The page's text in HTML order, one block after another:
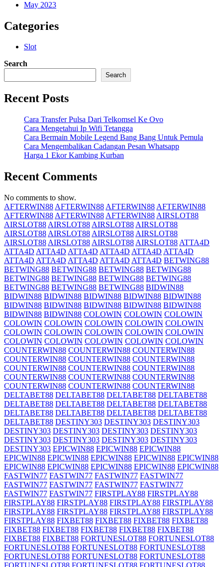
May 2023
Categories
Slot
Search
Search
Recent Posts
Cara Transfer Pulsa Dari Telkomsel Ke Ovo
Cara Mengetahui Ip Wifi Tetangga
Cara Bermain Mobile Legend Bang Bang Untuk Pemula
Cara Mengembalikan Cadangan Pesan Whatsapp
Harga 1 Ekor Kambing Kurban
Recent Comments
No comments to show.
AFTERWIN88 AFTERWIN88 AFTERWIN88 AFTERWIN88
AFTERWIN88 AFTERWIN88 AFTERWIN88 AIRSLOT88
AIRSLOT88 AIRSLOT88 AIRSLOT88 AIRSLOT88
AIRSLOT88 AIRSLOT88 AIRSLOT88 AIRSLOT88
AIRSLOT88 AIRSLOT88 AIRSLOT88 AIRSLOT88 ATTA4D
ATTA4D ATTA4D ATTA4D ATTA4D ATTA4D ATTA4D
ATTA4D ATTA4D ATTA4D ATTA4D ATTA4D BETWING88
BETWING88 BETWING88 BETWING88 BETWING88
BETWING88 BETWING88 BETWING88 BETWING88
BETWING88 BETWING88 BETWING88 BIDWIN88
BIDWIN88 BIDWIN88 BIDWIN88 BIDWIN88 BIDWIN88
BIDWIN88 BIDWIN88 BIDWIN88 BIDWIN88 BIDWIN88
BIDWIN88 BIDWIN88 COLOWIN COLOWIN COLOWIN
COLOWIN COLOWIN COLOWIN COLOWIN COLOWIN
COLOWIN COLOWIN COLOWIN COLOWIN COLOWIN
COLOWIN COLOWIN COLOWIN COLOWIN COLOWIN
COUNTERWIN88 COUNTERWIN88 COUNTERWIN88
COUNTERWIN88 COUNTERWIN88 COUNTERWIN88
COUNTERWIN88 COUNTERWIN88 COUNTERWIN88
COUNTERWIN88 COUNTERWIN88 COUNTERWIN88
COUNTERWIN88 COUNTERWIN88 COUNTERWIN88
DELTABET88 DELTABET88 DELTABET88 DELTABET88
DELTABET88 DELTABET88 DELTABET88 DELTABET88
DELTABET88 DELTABET88 DELTABET88 DELTABET88
DELTABET88 DESTINY303 DESTINY303 DESTINY303
DESTINY303 DESTINY303 DESTINY303 DESTINY303
DESTINY303 DESTINY303 DESTINY303 DESTINY303
DESTINY303 EPICWIN88 EPICWIN88 EPICWIN88
EPICWIN88 EPICWIN88 EPICWIN88 EPICWIN88 EPICWIN88
EPICWIN88 EPICWIN88 EPICWIN88 EPICWIN88 EPICWIN88
FASTWIN77 FASTWIN77 FASTWIN77 FASTWIN77
FASTWIN77 FASTWIN77 FASTWIN77 FASTWIN77
FASTWIN77 FASTWIN77 FIRSTPLAY88 FIRSTPLAY88
FIRSTPLAY88 FIRSTPLAY88 FIRSTPLAY88 FIRSTPLAY88
FIRSTPLAY88 FIRSTPLAY88 FIRSTPLAY88 FIRSTPLAY88
FIRSTPLAY88 FIXBET88 FIXBET88 FIXBET88 FIXBET88
FIXBET88 FIXBET88 FIXBET88 FIXBET88 FIXBET88
FIXBET88 FIXBET88 FORTUNESLOT88 FORTUNESLOT88
FORTUNESLOT88 FORTUNESLOT88 FORTUNESLOT88
FORTUNESLOT88 FORTUNESLOT88 FORTUNESLOT88
FORTUNESLOT88 FORTUNESLOT88 FORTUNESLOT88